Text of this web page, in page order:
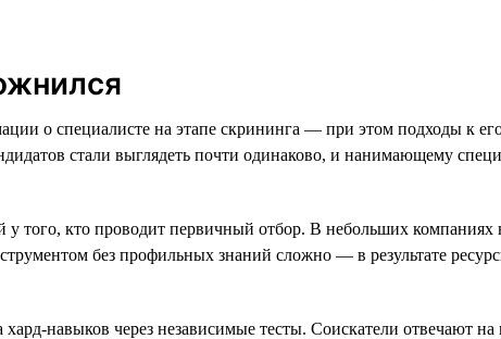
о специалисте на этапе скрининга — при этом подходы к
стали выглядеть почти одинаково, и нанимающему
у того, кто проводит первичный отбор. В небольших
без профильных знаний сложно — в результате
навыков через независимые тесты. Соискатели отвечают